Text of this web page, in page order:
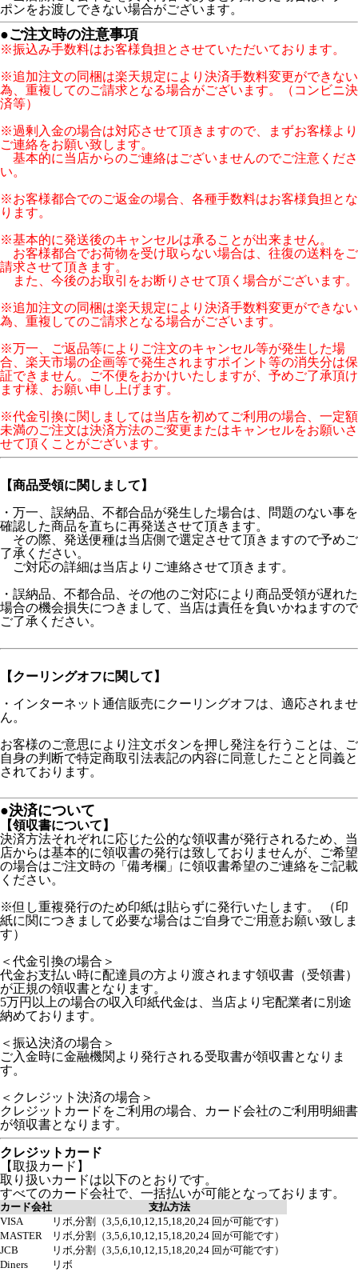
ポンをお渡しできない場合がございます。
●ご注文時の注意事項
※振込み手数料はお客様負担とさせていただいております。
※追加注文の同梱は楽天規定により決済手数料変更ができない
為、重複してのご請求となる場合がございます。（コンビニ決
済等）
※過剰入金の場合は対応させて頂きますので、まずお客様より
ご連絡をお願い致します。
基本的に当店からのご連絡はございませんのでご注意くださ
い。
※お客様都合でのご返金の場合、各種手数料はお客様負担とな
ります。
※基本的に発送後のキャンセルは承ることが出来ません。
お客様都合でお荷物を受け取らない場合は、往復の送料をご
請求させて頂きます。
また、今後のお取引をお断りさせて頂く場合がございます。
※追加注文の同梱は楽天規定により決済手数料変更ができない
為、重複してのご請求となる場合がございます。
※万一、ご返品等によりご注文のキャンセル等が発生した場
合、楽天市場の企画等で発生されますポイント等の消失分は保
証できません。ご不便をおかけいたしますが、予めご了承頂け
ます様、お願い申し上げます。
※代金引換に関しましては当店を初めてご利用の場合、一定額
未満のご注文は決済方法のご変更またはキャンセルをお願いさ
せて頂くことがございます。
【商品受領に関しまして】
・万一、誤納品、不都合品が発生した場合は、問題のない事を
確認した商品を直ちに再発送させて頂きます。
その際、発送便種は当店側で選定させて頂きますので予めご
了承ください。
ご対応の詳細は当店よりご連絡させて頂きます。
・誤納品、不都合品、その他のご対応により商品受領が遅れた
場合の機会損失につきまして、当店は責任を負いかねますので
ご了承ください。
【クーリングオフに関して】
・インターネット通信販売にクーリングオフは、適応されませ
ん。
お客様のご意思により注文ボタンを押し発注を行うことは、ご
自身の判断で特定商取引法表記の内容に同意したことと同義と
されております。
●決済について
【領収書について】
決済方法それぞれに応じた公的な領収書が発行されるため、当
店からは基本的に領収書の発行は致しておりませんが、ご希望
の場合はご注文時の「備考欄」に領収書希望のご連絡をご記載
ください。
※但し重複発行のため印紙は貼らずに発行いたします。 （印
紙に関につきまして必要な場合はご自身でご用意お願い致しま
す）
＜代金引換の場合＞
代金お支払い時に配達員の方より渡されます領収書（受領書）
が正規の領収書となります。
5万円以上の場合の収入印紙代金は、当店より宅配業者に別途
納めております。
＜振込決済の場合＞
ご入金時に金融機関より発行される受取書が領収書となりま
す。
＜クレジット決済の場合＞
クレジットカードをご利用の場合、カード会社のご利用明細書
が領収書となります。
クレジットカード
【取扱カード】
取り扱いカードは以下のとおりです。
すべてのカード会社で、一括払いが可能となっております。
カード会社
支払方法
VISA
リボ,分割（3,5,6,10,12,15,18,20,24 回が可能です）
MASTER
リボ,分割（3,5,6,10,12,15,18,20,24 回が可能です）
JCB
リボ,分割（3,5,6,10,12,15,18,20,24 回が可能です）
Diners
リボ